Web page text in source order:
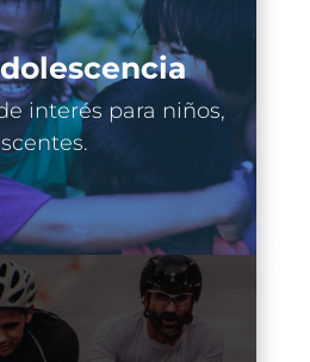
interés para niños,